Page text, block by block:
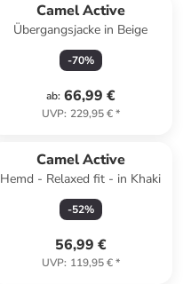
Camel Active
Übergangsjacke in Beige
-70%
ab: 66,99 €
UVP: 229,95 €*
Camel Active
Hemd - Relaxed fit - in Khaki
-52%
56,99 €
UVP: 119,95 €*